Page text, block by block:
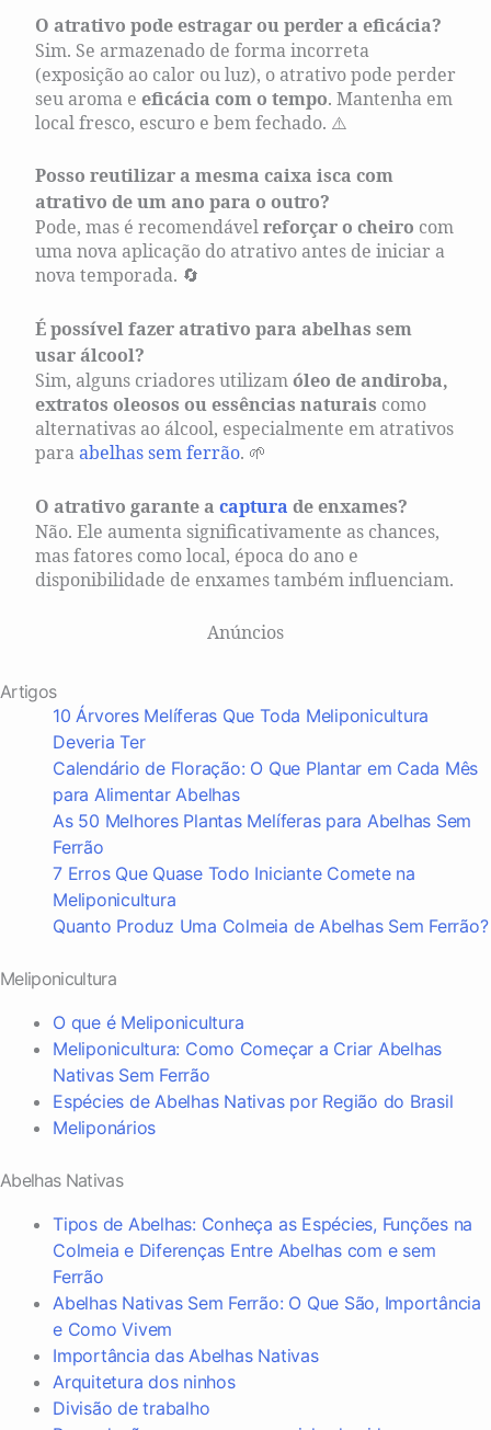
O atrativo pode estragar ou perder a eficácia?
Sim. Se armazenado de forma incorreta
(exposição ao calor ou luz), o atrativo pode perder
seu aroma e eficácia com o tempo. Mantenha em
local fresco, escuro e bem fechado. ⚠️
Posso reutilizar a mesma caixa isca com
atrativo de um ano para o outro?
Pode, mas é recomendávelreforçar o cheiro com
uma nova aplicação do atrativo antes de iniciar a
nova temporada. 🔄
É possível fazer atrativo para abelhas sem
usar álcool?
Sim, alguns criadores utilizamóleo de andiroba,
extratos oleosos ou essências naturais como
alternativas ao álcool, especialmente em atrativos
paraabelhas sem ferrão. 🌱
O atrativo garante a captura de enxames?
Não. Ele aumenta significativamente as chances,
mas fatores como local, época do ano e
disponibilidade de enxames também influenciam.
Anúncios
Artigos
10 Árvores Melíferas Que Toda Meliponicultura
Deveria Ter
Calendário de Floração: O Que Plantar em Cada Mês
para Alimentar Abelhas
As 50 Melhores Plantas Melíferas para Abelhas Sem
Ferrão
7 Erros Que Quase Todo Iniciante Comete na
Meliponicultura
Quanto Produz Uma Colmeia de Abelhas Sem Ferrão?
Meliponicultura
O que é Meliponicultura
Meliponicultura: Como Começar a Criar Abelhas
Nativas Sem Ferrão
Espécies de Abelhas Nativas por Região do Brasil
Meliponários
Abelhas Nativas
Tipos de Abelhas: Conheça as Espécies, Funções na
Colmeia e Diferenças Entre Abelhas com e sem
Ferrão
Abelhas Nativas Sem Ferrão: O Que São, Importância
e Como Vivem
Importância das Abelhas Nativas
Arquitetura dos ninhos
Divisão de trabalho